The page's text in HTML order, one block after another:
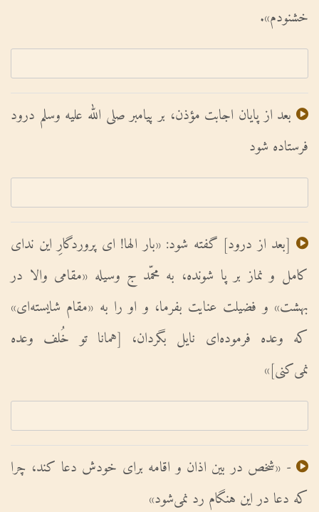
خشنودم».
بعد از پایان اجابت مؤذن، بر پیامبر صلی الله علیه وسلم درود
فرستاده شود
[بعد از درود] گفته شود: «بار الها! اى پروردگارِ این نداى
کامل و نماز بر پا شونده، به محمّد ج وسیله «مقامى والا در
بهشت» و فضیلت عنایت بفرما، و او را به «مقام شایسته‌اى»
که وعده فرموده‌اى نایل بگردان، [همانا تو خُلف وعده
نمی‌کنى]»
- «شخص در بین اذان و اقامه براى خودش دعا کند، چرا
که دعا در این هنگام رد نمى‌شود»